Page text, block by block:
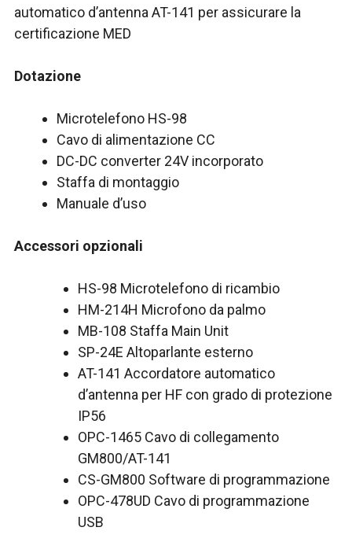
automatico d’antenna AT-141 per assicurare la
certificazione MED
Dotazione
Microtelefono HS-98
Cavo di alimentazione CC
DC-DC converter 24V incorporato
Staffa di montaggio
Manuale d’uso
Accessori opzionali
HS-98 Microtelefono di ricambio
HM-214H Microfono da palmo
MB-108 Staffa Main Unit
SP-24E Altoparlante esterno
AT-141 Accordatore automatico
d’antenna per HF con grado di protezione
IP56
OPC-1465 Cavo di collegamento
GM800/AT-141
CS-GM800 Software di programmazione
OPC-478UD Cavo di programmazione
USB